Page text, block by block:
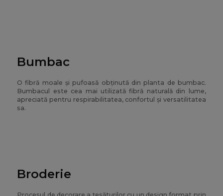
Bumbac
O fibră moale și pufoasă obținută din planta de bumbac.
Bumbacul este cea mai utilizată fibră naturală din lume,
apreciată pentru respirabilitatea, confortul și versatilitatea
sa.
Broderie